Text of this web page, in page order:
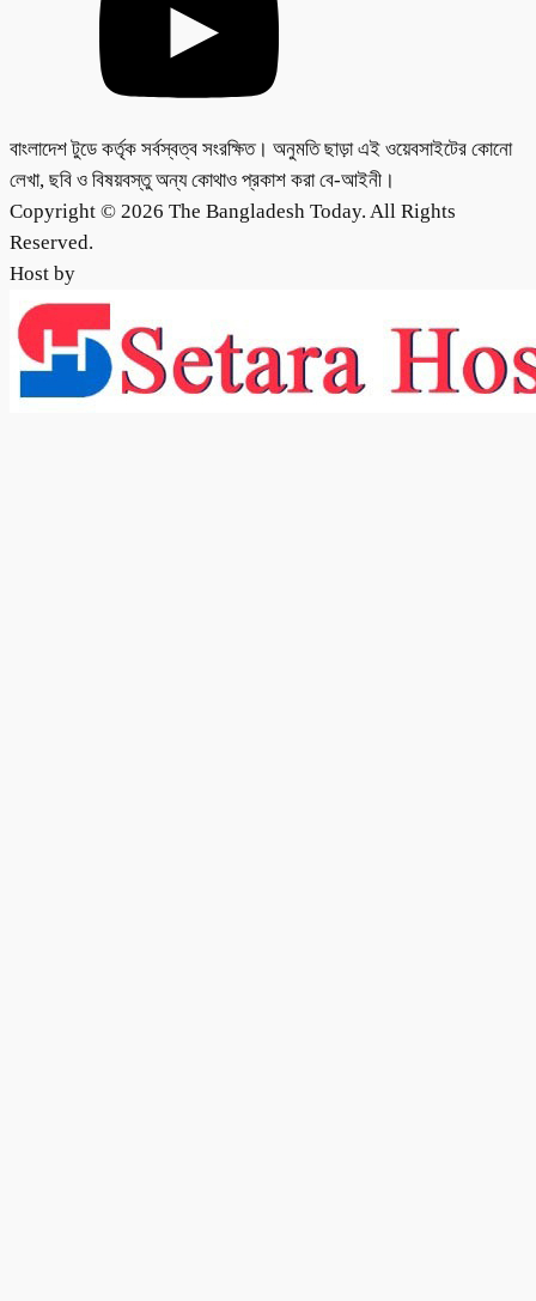
বাংলাদেশ টুডে কর্তৃক সর্বস্বত্ব সংরক্ষিত। অনুমতি ছাড়া এই ওয়েবসাইটের কোনো
লেখা, ছবি ও বিষয়বস্তু অন্য কোথাও প্রকাশ করা বে-আইনী।
Copyright © 2026 The Bangladesh Today. All Rights
Reserved.
Host by